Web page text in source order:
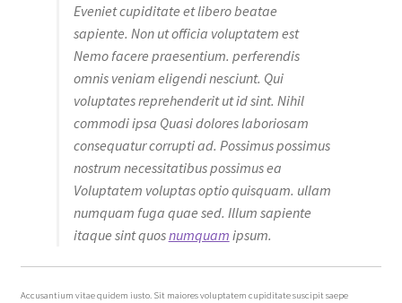
Eveniet cupiditate et libero beatae
sapiente. Non ut officia voluptatem est
Nemo facere praesentium. perferendis
omnis veniam eligendi nesciunt. Qui
voluptates reprehenderit ut id sint. Nihil
commodi ipsa Quasi dolores laboriosam
consequatur corrupti ad. Possimus possimus
nostrum necessitatibus possimus ea
Voluptatem voluptas optio quisquam. ullam
numquam fuga quae sed. Illum sapiente
itaque sint quosnumquam ipsum.
Accusantium vitae quidem iusto. Sit maiores voluptatem cupiditate suscipit saepe